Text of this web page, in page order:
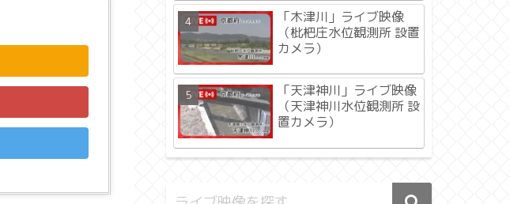
「木津川」ライブ映像
（枇杷庄水位観測所 設置
カメラ）
「天津神川」ライブ映像
（天津神川水位観測所 設
置カメラ）